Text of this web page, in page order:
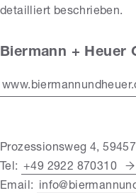
detailliert beschrieben.
Biermann + Heuer
Prozessionsweg 4,
Tel: +49 2922 870310
Email: